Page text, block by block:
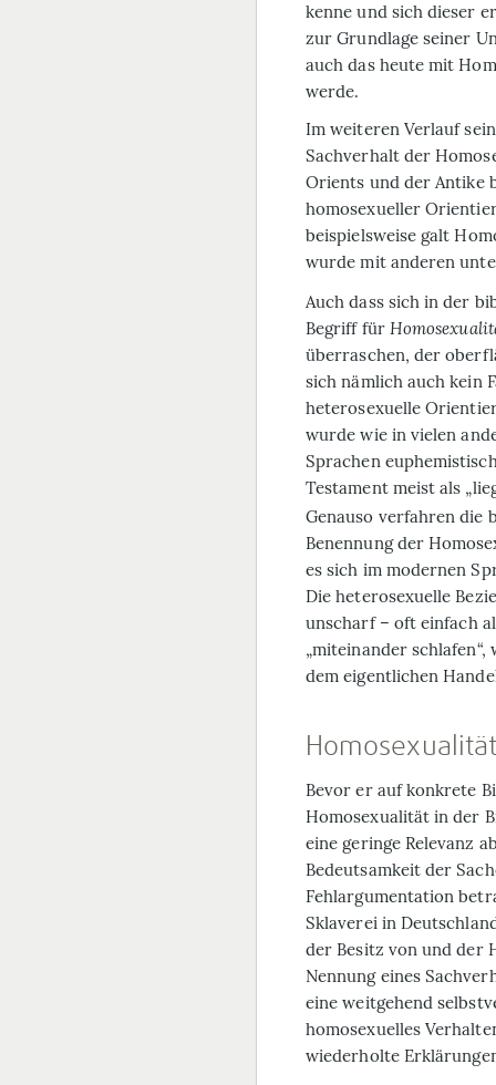
kenne und sich dieser
zur Grundlage seiner
auch das heute mit
werde.
Im weiteren Verlauf
Sachverhalt der
Orients und der Antike
homosexueller
beispielsweise galt
wurde mit anderen
Auch dass sich in der
Begriff für
überraschen, der
sich nämlich auch kein
heterosexuelle
wurde wie in vielen
Sprachen
Testament meist als
Genauso verfahren die
Benennung der
es sich im modernen
Die heterosexuelle
unscharf – oft einfach
„miteinander
dem eigentlichen
Bevor er auf konkrete
Homosexualität in der
eine geringe Relevanz
Bedeutsamkeit der
Fehlargumentation
Sklaverei in
der Besitz von und der
Nennung eines
eine weitgehend
homosexuelles
wiederholte